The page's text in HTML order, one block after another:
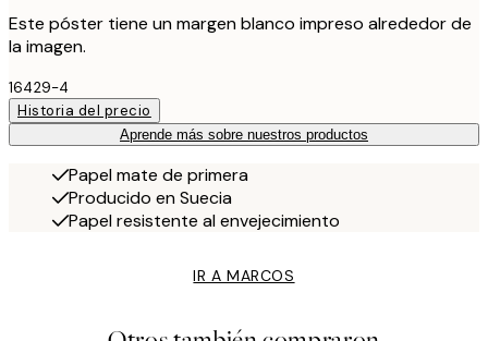
Este póster tiene un margen blanco impreso alrededor de
la imagen.
16429-4
Historia del precio
Aprende más sobre nuestros productos
Papel mate de primera
Producido en Suecia
Papel resistente al envejecimiento
IR A MARCOS